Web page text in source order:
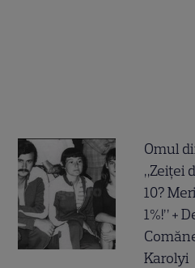
Omul
„Zeiței
10?
1%!” +
Karolyi